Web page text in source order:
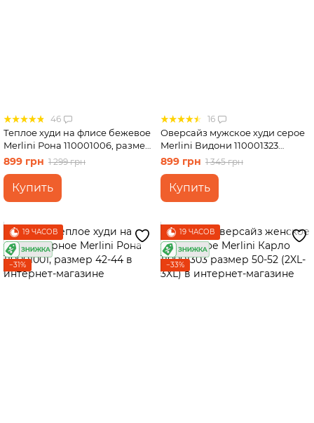
46
Теплое худи на флисе бежевое
Merlini Рона 110001006, размер
46-48
899 грн 1 299 грн
Купить
16
Оверсайз мужское худи серое
Merlini Видони 110001323
размер 50-52 (2XL-3XL)
899 грн 1 345 грн
Купить
19 ЧАСОВ
−31%
19 ЧАСОВ
−33%